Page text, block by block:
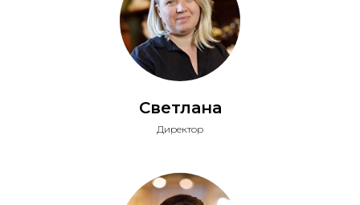
Светлана
Директор